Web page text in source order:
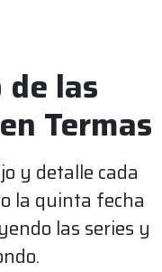
las
Termas
y detalle cada
la quinta fecha
las series y